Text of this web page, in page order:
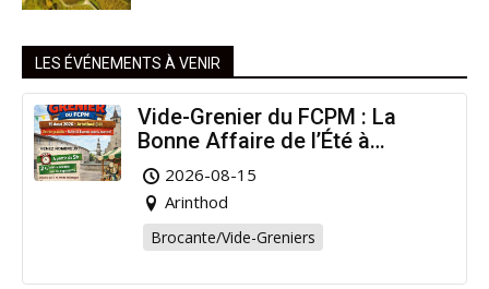
LES ÉVÉNEMENTS À VENIR
Vide-Grenier du FCPM : La
Bonne Affaire de l’Été à
Arinthod !
2026-08-15
Arinthod
Brocante/Vide-Greniers